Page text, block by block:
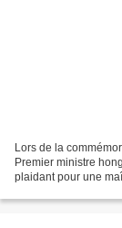
Lors de la
Premier ministre
plaidant pour une